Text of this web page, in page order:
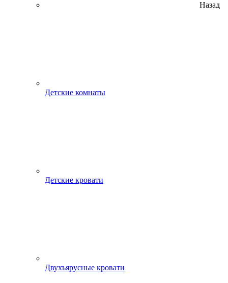
Назад
Детские комнаты
Детские кровати
Двухъярусные кровати